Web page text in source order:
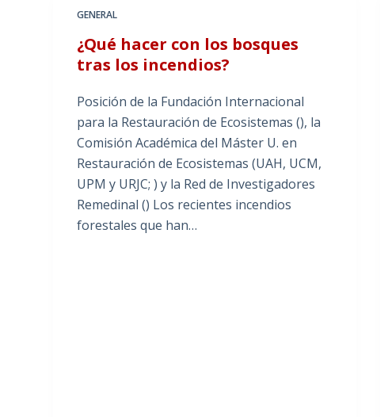
GENERAL
¿Qué hacer con los bosques
tras los incendios?
Posición de la Fundación Internacional
para la Restauración de Ecosistemas (), la
Comisión Académica del Máster U. en
Restauración de Ecosistemas (UAH, UCM,
UPM y URJC; ) y la Red de Investigadores
Remedinal () Los recientes incendios
forestales que han…